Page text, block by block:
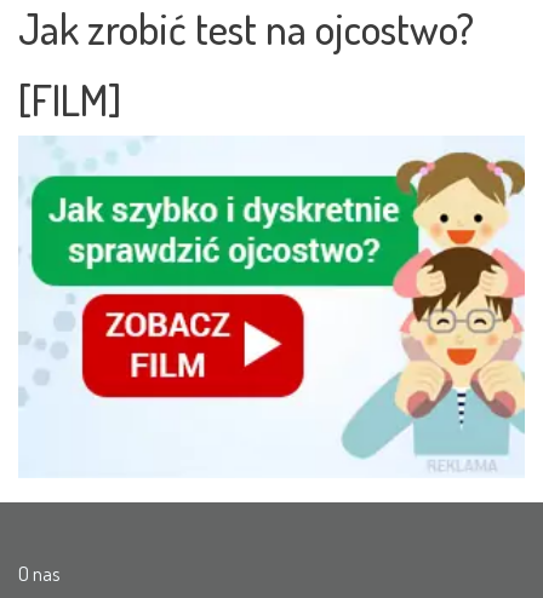
Jak zrobić test na ojcostwo?
[FILM]
O nas